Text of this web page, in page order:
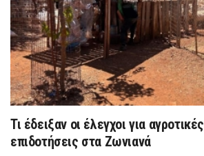
Τι έδειξαν οι έλεγχοι για αγροτικές
επιδοτήσεις στα Ζωνιανά